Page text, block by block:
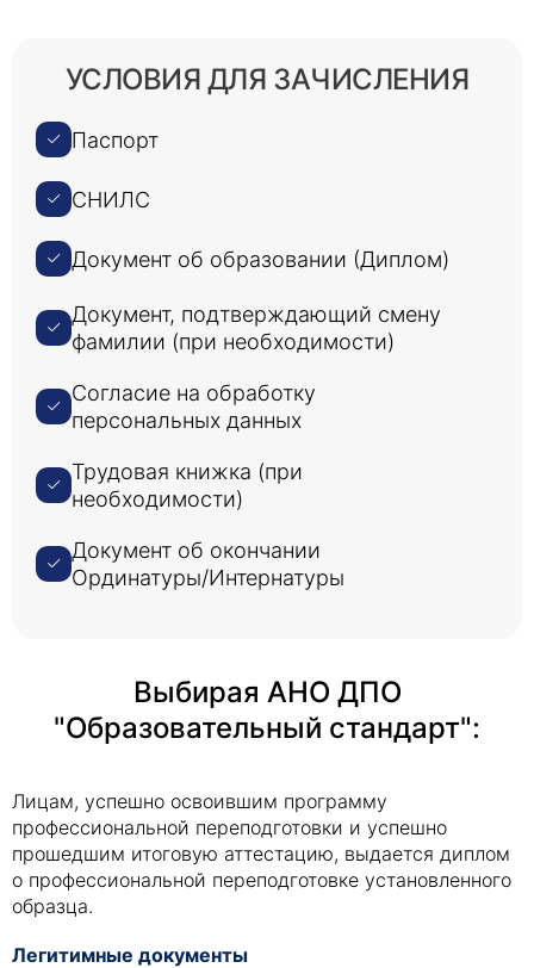
УСЛОВИЯ ДЛЯ ЗАЧИСЛЕНИЯ
Паспорт
СНИЛС
Документ об образовании (Диплом)
Документ, подтверждающий смену
фамилии (при необходимости)
Согласие на обработку
персональных данных
Трудовая книжка (при
необходимости)
Документ об окончании
Ординатуры/Интернатуры
Выбирая АНО ДПО
"Образовательный стандарт":
Лицам, успешно освоившим программу
профессиональной переподготовки и успешно
прошедшим итоговую аттестацию, выдается диплом
о профессиональной переподготовке установленного
образца.
Легитимные документы